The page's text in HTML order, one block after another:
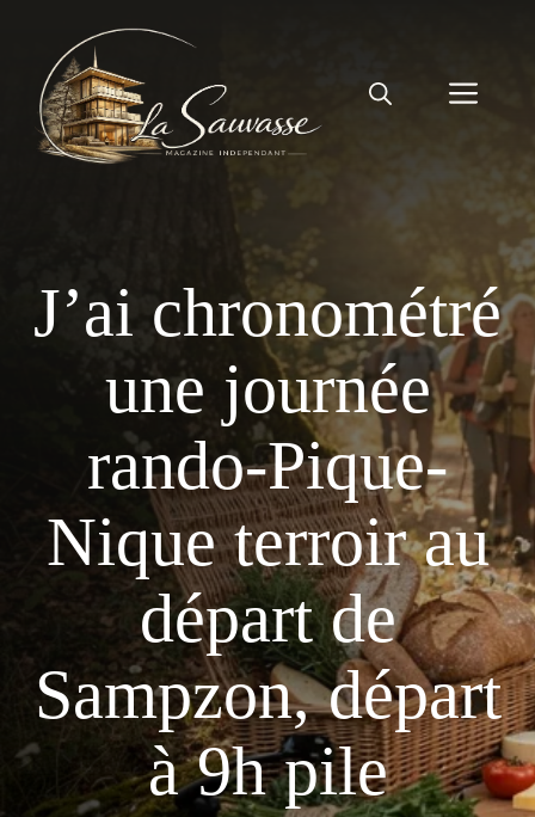
contenu
J’ai chronométré
une journée
rando-Pique-
Nique terroir au
départ de
Sampzon, départ
à 9h pile